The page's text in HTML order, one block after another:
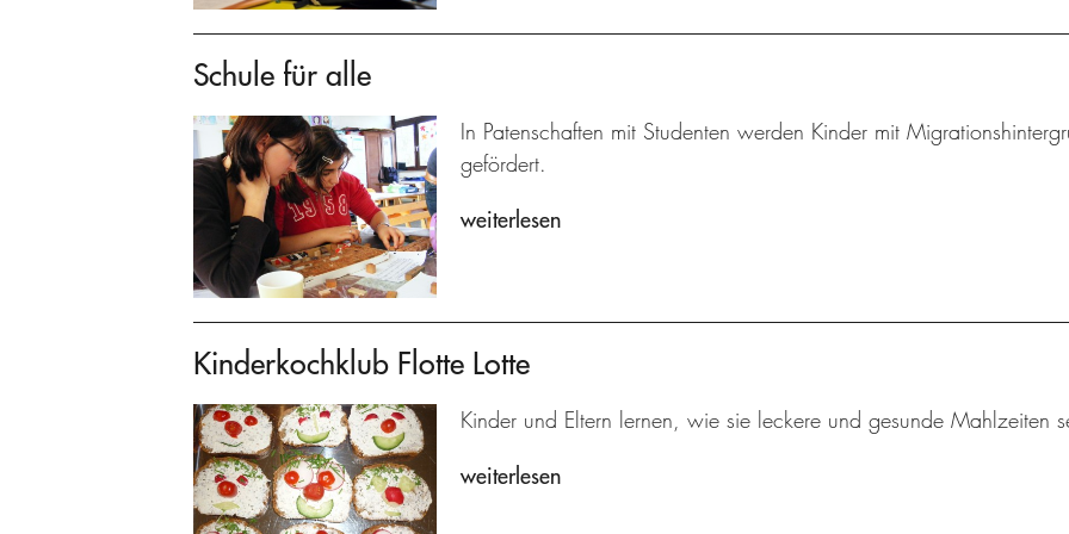
Schule für alle
In Patenschaften mit Studenten werden Kinder mit
gefördert.
weiterlesen
Kinderkochklub Flotte Lotte
Kinder und Eltern lernen, wie sie leckere und gesunde Mahlzeiten
weiterlesen